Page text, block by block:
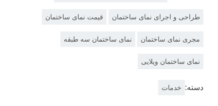
طراحی و اجرای نمای ساختمان قیمت نمای ساختمان
مجری نمای ساختمان نمای ساختمان سه طبقه
نمای ساختمان ویلایی
دسته: خدمات